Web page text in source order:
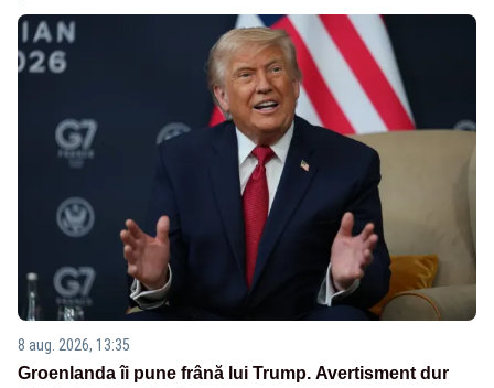
8 aug. 2026, 13:35
Groenlanda îi pune frână lui Trump. Avertisment dur